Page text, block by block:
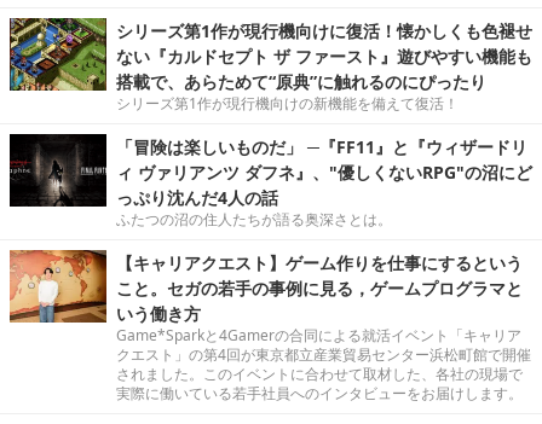
シリーズ第1作が現行機向けに復活！懐かしくも色褪せ
ない『カルドセプト ザ ファースト』遊びやすい機能も
搭載で、あらためて“原典”に触れるのにぴったり
シリーズ第1作が現行機向けの新機能を備えて復活！
「冒険は楽しいものだ」 ─『FF11』と『ウィザードリ
ィ ヴァリアンツ ダフネ』、"優しくないRPG"の沼にど
っぷり沈んだ4人の話
ふたつの沼の住人たちが語る奥深さとは。
【キャリアクエスト】ゲーム作りを仕事にするという
こと。セガの若手の事例に見る，ゲームプログラマと
いう働き方
Game*Sparkと4Gamerの合同による就活イベント「キャリア
クエスト」の第4回が東京都立産業貿易センター浜松町館で開催
されました。このイベントに合わせて取材した、各社の現場で
実際に働いている若手社員へのインタビューをお届けします。